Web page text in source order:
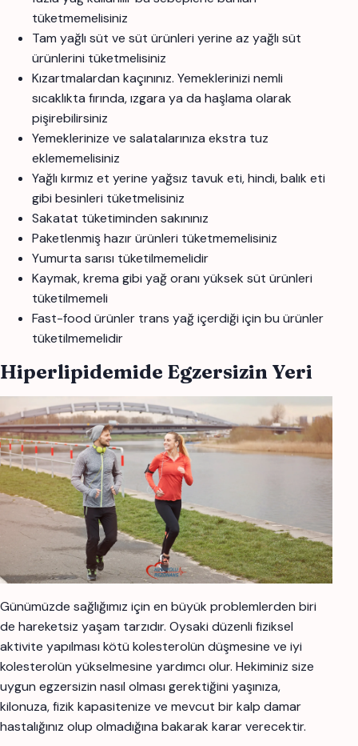
tüketmemelisiniz
Tam yağlı süt ve süt ürünleri yerine az yağlı süt
ürünlerini tüketmelisiniz
Kızartmalardan kaçınınız. Yemeklerinizi nemli
sıcaklıkta fırında, ızgara ya da haşlama olarak
pişirebilirsiniz
Yemeklerinize ve salatalarınıza ekstra tuz
eklememelisiniz
Yağlı kırmız et yerine yağsız tavuk eti, hindi, balık eti
gibi besinleri tüketmelisiniz
Sakatat tüketiminden sakınınız
Paketlenmiş hazır ürünleri tüketmemelisiniz
Yumurta sarısı tüketilmemelidir
Kaymak, krema gibi yağ oranı yüksek süt ürünleri
tüketilmemeli
Fast-food ürünler trans yağ içerdiği için bu ürünler
tüketilmemelidir
Hiperlipidemide Egzersizin Yeri
Günümüzde sağlığımız için en büyük problemlerden biri
de hareketsiz yaşam tarzıdır. Oysaki düzenli fiziksel
aktivite yapılması kötü kolesterolün düşmesine ve iyi
kolesterolün yükselmesine yardımcı olur. Hekiminiz size
uygun egzersizin nasıl olması gerektiğini yaşınıza,
kilonuza, fizik kapasitenize ve mevcut bir kalp damar
hastalığınız olup olmadığına bakarak karar verecektir.